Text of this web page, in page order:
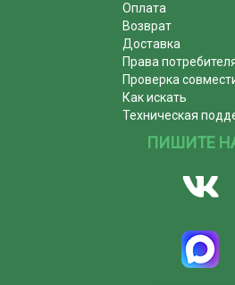
Оплата
Возврат
Доставка
Права
Проверка
Как искать
Техническая
ПИШИТЕ